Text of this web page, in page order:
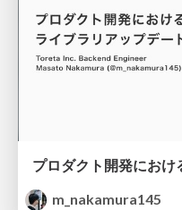
m_nakamura145